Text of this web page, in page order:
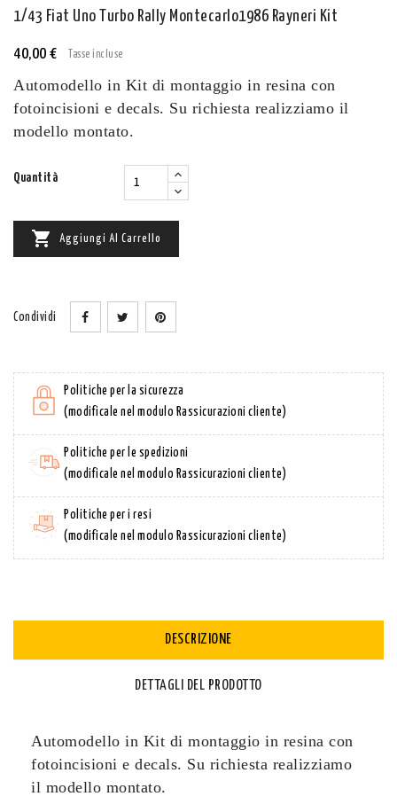
1/43 Fiat Uno Turbo Rally Montecarlo1986 Rayneri Kit
40,00 € Tasse incluse
Automodello in Kit di montaggio in resina con
fotoincisioni e decals. Su richiesta realizziamo il
modello montato.
Quantità
 Aggiungi Al Carrello
Condividi
Politiche per la sicurezza
(modificale nel modulo Rassicurazioni cliente)
Politiche per le spedizioni
(modificale nel modulo Rassicurazioni cliente)
Politiche per i resi
(modificale nel modulo Rassicurazioni cliente)
DESCRIZIONE
DETTAGLI DEL PRODOTTO
Automodello in Kit di montaggio in resina con
fotoincisioni e decals. Su richiesta realizziamo
il modello montato.